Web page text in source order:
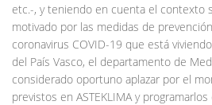
etc.-, y teniendo en cuenta el contexto
motivado por las medidas de
coronavirus COVID-19 que está
del País Vasco, el departamento de
considerado oportuno aplazar por el
previstos en ASTEKLIMA y